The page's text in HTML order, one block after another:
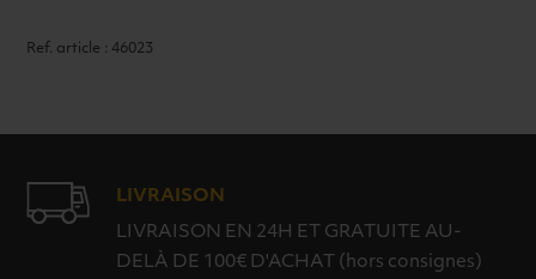
Ref. article : 46023
LIVRAISON
LIVRAISON EN 24H ET GRATUITE AU-
DELÀ DE 100€ D'ACHAT (hors consignes)